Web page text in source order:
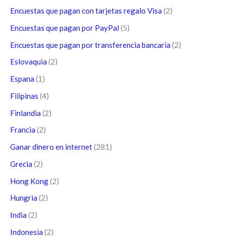
Encuestas que pagan con tarjetas regalo Visa (2)
Encuestas que pagan por PayPal (5)
Encuestas que pagan por transferencia bancaria (2)
Eslovaquia (2)
Espana (1)
Filipinas (4)
Finlandia (2)
Francia (2)
Ganar dinero en internet(281)
Grecia (2)
Hong Kong(2)
Hungria (2)
India (2)
Indonesia (2)